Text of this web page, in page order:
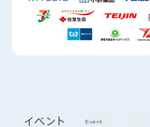
イベント Event